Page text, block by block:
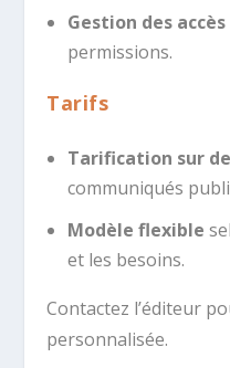
Gestion des accès
permissions.
Tarifs
Tarification sur
communiqués
Modèle flexible
et les besoins.
Contactez l’éditeur
personnalisée.